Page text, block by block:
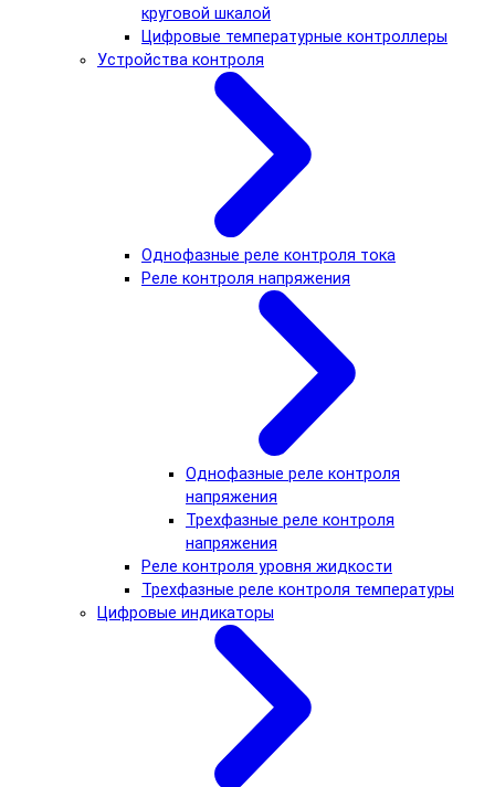
круговой шкалой
Цифровые температурные контроллеры
Устройства контроля
Однофазные реле контроля тока
Реле контроля напряжения
Однофазные реле контроля
напряжения
Трехфазные реле контроля
напряжения
Реле контроля уровня жидкости
Трехфазные реле контроля температуры
Цифровые индикаторы